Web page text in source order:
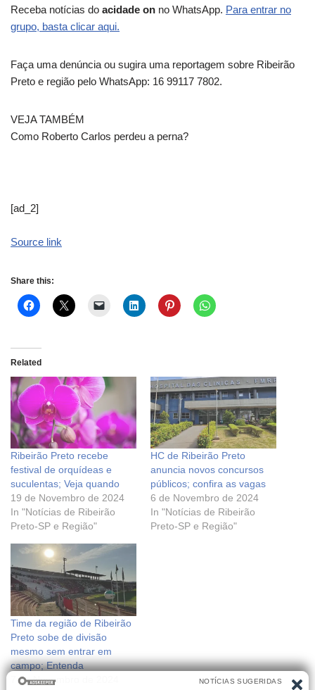
Receba notícias do acidade on no WhatsApp. Para entrar no
grupo, basta clicar aqui.
Faça uma denúncia ou sugira uma reportagem sobre Ribeirão
Preto e região pelo WhatsApp: 16 99117 7802.
VEJA TAMBÉM
Como Roberto Carlos perdeu a perna?
[ad_2]
Source link
Share this:
Related
Ribeirão Preto recebe
festival de orquídeas e
suculentas; Veja quando
19 de Novembro de 2024
In "Notícias de Ribeirão
Preto-SP e Região"
HC de Ribeirão Preto
anuncia novos concursos
públicos; confira as vagas
6 de Novembro de 2024
In "Notícias de Ribeirão
Preto-SP e Região"
Time da região de Ribeirão
Preto sobe de divisão
mesmo sem entrar em
campo; Entenda
7 de Novembro de 2024